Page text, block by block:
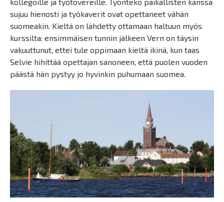
kollegoille ja työtovereille. Työnteko paikallisten kanssa
sujuu hienosti ja työkaverit ovat opettaneet vähän
suomeakin. Kieltä on lähdetty ottamaan haltuun myös
kurssilta: ensimmäisen tunnin jälkeen Vern on täysin
vakuuttunut, ettei tule oppimaan kieltä ikinä, kun taas
Selvie hihittää opettajan sanoneen, että puolen vuoden
päästä hän pystyy jo hyvinkin puhumaan suomea.